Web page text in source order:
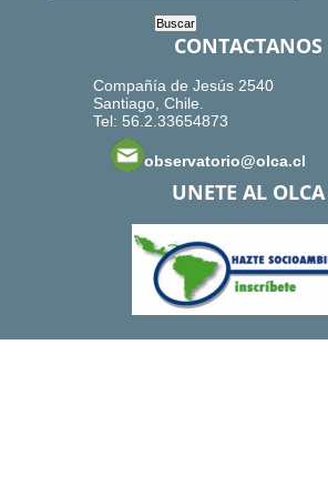
CONTACTANOS
Compañía de Jesús 2540
Santiago, Chile.
Tel: 56.2.33654873
observatorio@olca.cl
UNETE AL OLCA